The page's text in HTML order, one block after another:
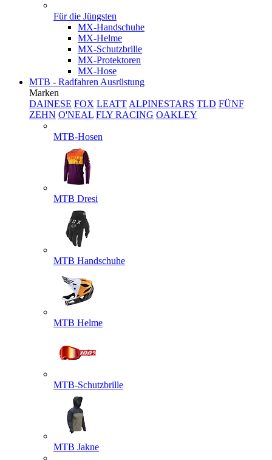
Für die Jüngsten
MX-Handschuhe
MX-Helme
MX-Schutzbrille
MX-Protektoren
MX-Hose
MTB - Radfahren Ausrüstung
Marken
DAINESE FOX LEATT ALPINESTARS TLD FÜNF
ZEHN O'NEAL FLY RACING OAKLEY
MTB-Hosen
MTB Dresi
MTB Handschuhe
MTB Helme
MTB-Schutzbrille
MTB Jakne